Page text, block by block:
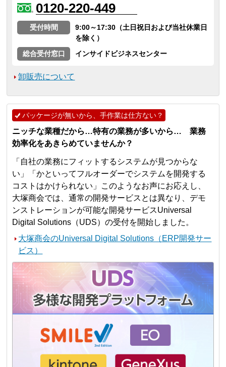
0120-220-449
受付時間
9:00～17:30（土日祝日および当社休業日
を除く）
総合受付窓口
インサイドビジネスセンター
卸販売について
パッケージが無いから、手作業は仕方ない？
ニッチな業種だから…特有の業務が多いから… 業務
効率化をあきらめていませんか？
「自社の業務にフィットするシステムが見つからな
い」「かといってフルオーダーでシステムを開発する
コストはかけられない」このようなお声にお応えし、
大塚商会では、通常の開発サービスとは異なり、デモ
ンストレーションが可能な開発サービスUniversal
Digital Solutions（UDS）の受付を開始しました。
大塚商会のUniversal Digital Solutions（ERP開発サー
ビス）